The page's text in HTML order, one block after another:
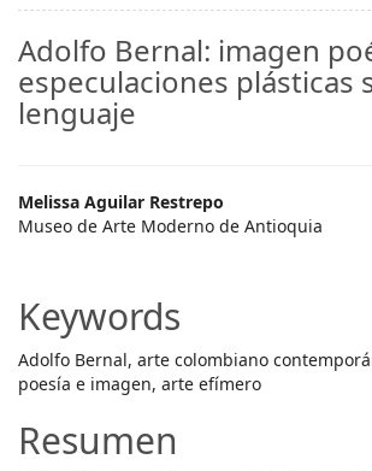
Adolfo Bernal: imagen
especulaciones plásticas
lenguaje
Main
Article
Melissa Aguilar Restrepo
Museo de Arte Moderno de Antioquia
Keywords
Adolfo Bernal, arte colombiano
poesía e imagen, arte efímero
Resumen